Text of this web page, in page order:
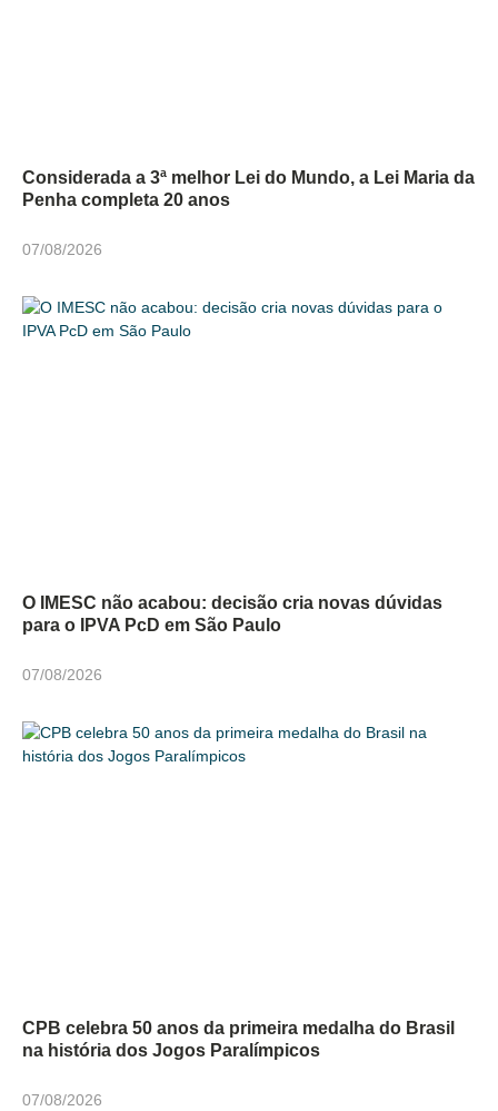
Considerada a 3ª melhor Lei do Mundo, a Lei Maria da
Penha completa 20 anos
07/08/2026
O IMESC não acabou: decisão cria novas dúvidas
para o IPVA PcD em São Paulo
07/08/2026
CPB celebra 50 anos da primeira medalha do Brasil
na história dos Jogos Paralímpicos
07/08/2026